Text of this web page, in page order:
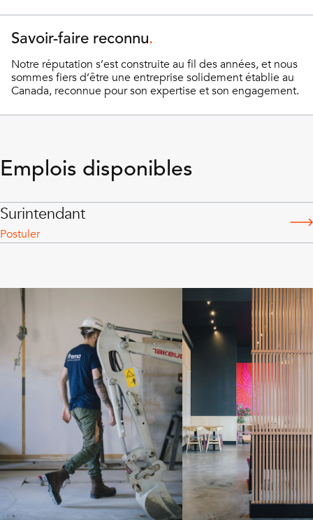
Savoir-faire reconnu
Notre réputation s’est construite au fil des années, et nous
sommes fiers d’être une entreprise solidement établie au
Canada, reconnue pour son expertise et son engagement.
Emplois disponibles
Surintendant
Postuler